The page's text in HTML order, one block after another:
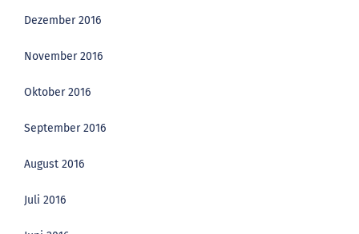
Dezember 2016
November 2016
Oktober 2016
September 2016
August 2016
Juli 2016